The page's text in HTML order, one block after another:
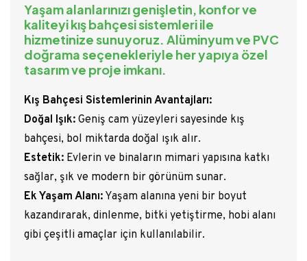
Yaşam alanlarınızı genişletin, konfor ve
kaliteyi kış bahçesi sistemleri ile
hizmetinize sunuyoruz. Alüminyum ve PVC
doğrama seçenekleriyle her yapıya özel
tasarım ve proje imkanı.
Kış Bahçesi Sistemlerinin Avantajları:
Doğal Işık: Geniş cam yüzeyleri sayesinde kış
bahçesi, bol miktarda doğal ışık alır.
Estetik: Evlerin ve binaların mimari yapısına katkı
sağlar, şık ve modern bir görünüm sunar.
Ek Yaşam Alanı: Yaşam alanına yeni bir boyut
kazandırarak, dinlenme, bitki yetiştirme, hobi alanı
gibi çeşitli amaçlar için kullanılabilir.